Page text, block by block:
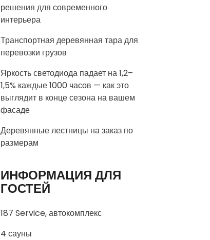
решения для современного
интерьера
Транспортная деревянная тара для
перевозки грузов
Яркость светодиода падает на 1,2–
1,5% каждые 1000 часов — как это
выглядит в конце сезона на вашем
фасаде
Деревянные лестницы на заказ по
размерам
ИНФОРМАЦИЯ ДЛЯ
ГОСТЕЙ
187 Service, автокомплекс
4 сауны